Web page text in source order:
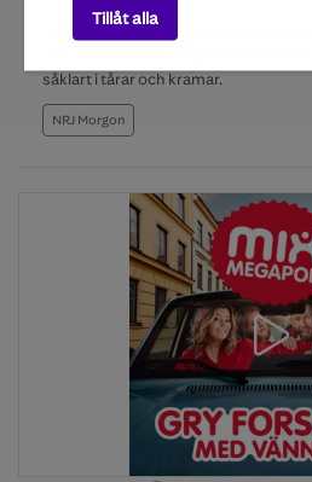
Tillåt alla
Idag den 8 mars på Internationella
såklart i tårar och kramar.
NRJ Morgon